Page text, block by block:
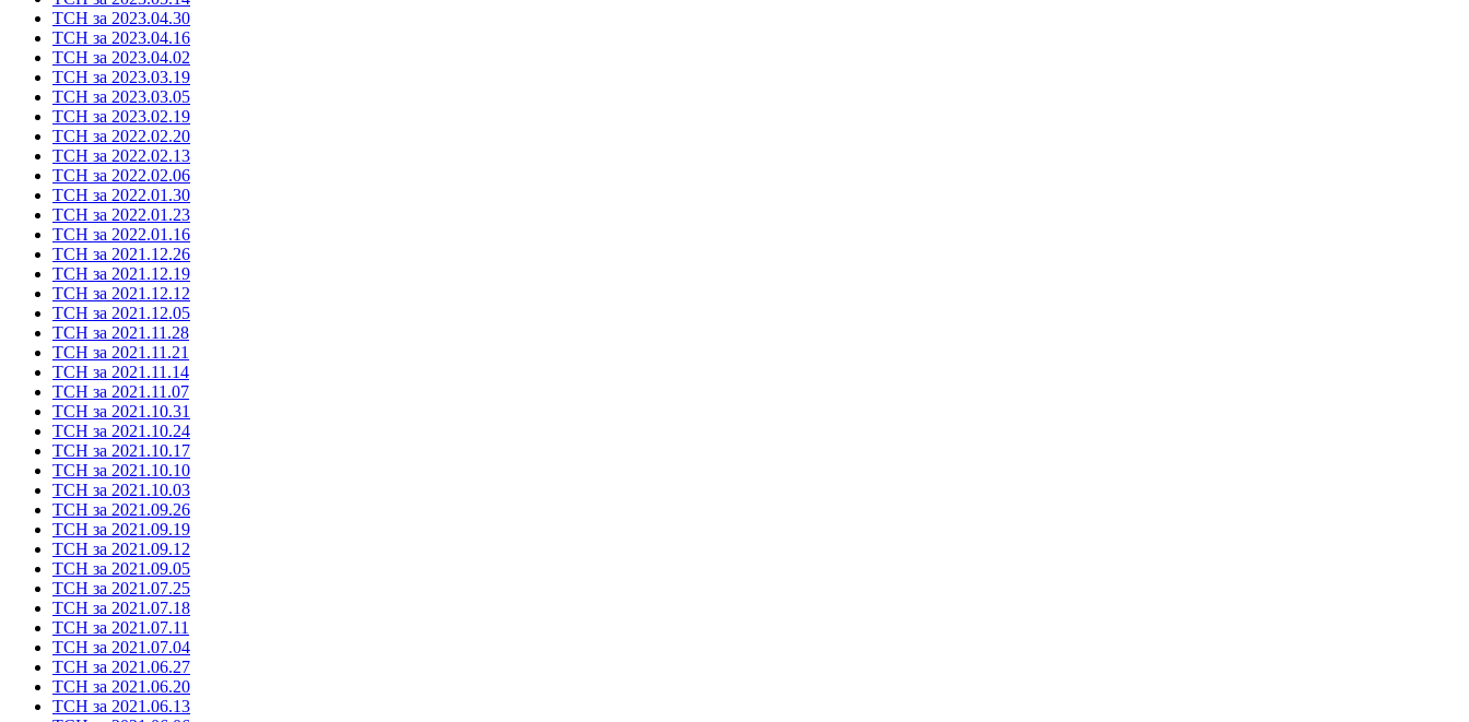
ТСН за 2023.04.30
ТСН за 2023.04.16
ТСН за 2023.04.02
ТСН за 2023.03.19
ТСН за 2023.03.05
ТСН за 2023.02.19
ТСН за 2022.02.20
ТСН за 2022.02.13
ТСН за 2022.02.06
ТСН за 2022.01.30
ТСН за 2022.01.23
ТСН за 2022.01.16
ТСН за 2021.12.26
ТСН за 2021.12.19
ТСН за 2021.12.12
ТСН за 2021.12.05
ТСН за 2021.11.28
ТСН за 2021.11.21
ТСН за 2021.11.14
ТСН за 2021.11.07
ТСН за 2021.10.31
ТСН за 2021.10.24
ТСН за 2021.10.17
ТСН за 2021.10.10
ТСН за 2021.10.03
ТСН за 2021.09.26
ТСН за 2021.09.19
ТСН за 2021.09.12
ТСН за 2021.09.05
ТСН за 2021.07.25
ТСН за 2021.07.18
ТСН за 2021.07.11
ТСН за 2021.07.04
ТСН за 2021.06.27
ТСН за 2021.06.20
ТСН за 2021.06.13